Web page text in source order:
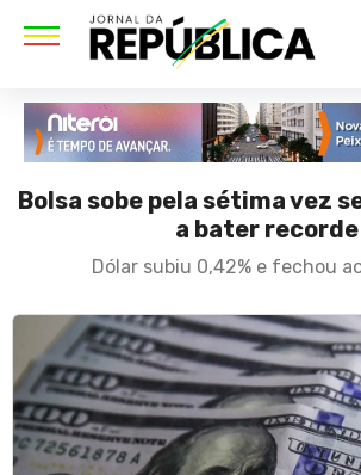
Bolsa sobe pela sétima vez
a bater recorde
Dólar subiu 0,42% e fechou